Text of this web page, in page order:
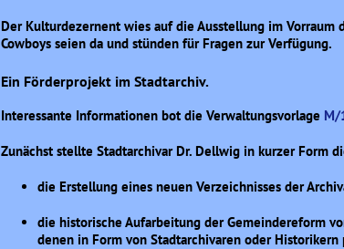
Der Kulturdezernent wies auf die Ausstellung im Vorraum
Cowboys seien da und stünden für Fragen zur Verfügung.
Ein Förderprojekt im Stadtarchiv.
Interessante Informationen bot die Verwaltungsvorlage
Zunächst stellte Stadtarchivar Dr. Dellwig in kurzer Form
die Erstellung eines neuen Verzeichnisses der
die historische Aufarbeitung der Gemeindereform
denen in Form von Stadtarchivaren oder